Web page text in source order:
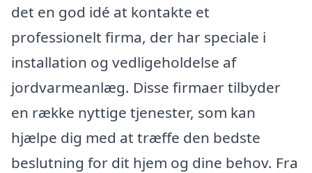
det en god idé at kontakte et
professionelt firma, der har speciale i
installation og vedligeholdelse af
jordvarmeanlæg. Disse firmaer tilbyder
en række nyttige tjenester, som kan
hjælpe dig med at træffe den bedste
beslutning for dit hjem og dine behov. Fra